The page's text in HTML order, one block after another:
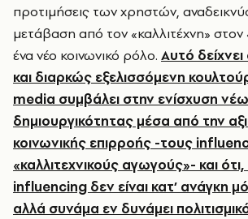
προτιμήσεις των χρηστών,
μετάβαση από τον «καλλιτέχνη»
ένα νέο κοινωνικό ρόλο. Αυτό
και διαρκώς εξελισσόμενη
media συμβάλει στην ενίσχυση
δημιουργικότητας μέσα από την
κοινωνικής επιρροής -τους
«καλλιτεχνικούς αγωγούς»- και
influencing δεν είναι κατ’ ανάγκη
αλλά συνάμα εν δυνάμει